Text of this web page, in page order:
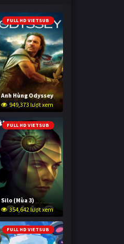
FULL HD VIETSUB
Anh Hùng Odyssey
949,373 lượt xem
FULL HD VIETSUB
Silo (Mùa 3)
354,642 lượt xem
FULL HD VIETSUB